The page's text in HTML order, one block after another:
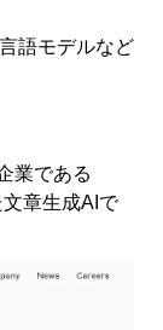
語モデルなど
業である
章生成AIで